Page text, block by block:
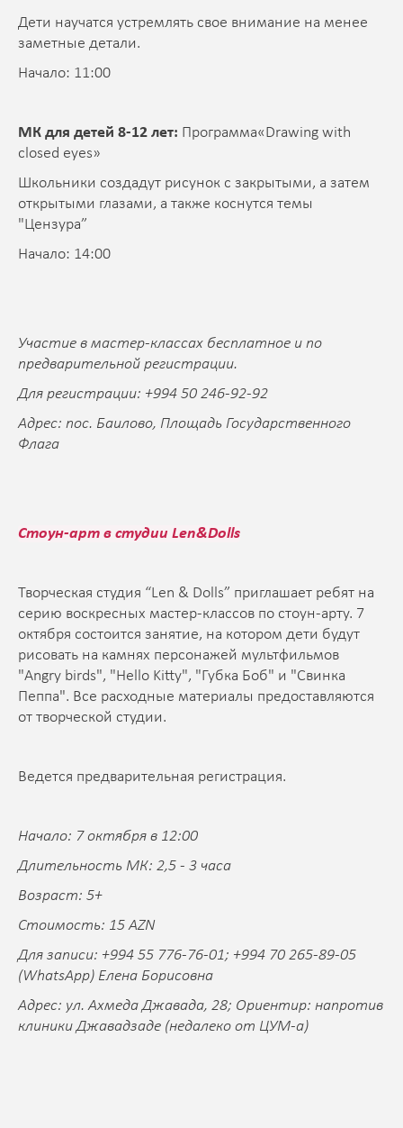
Дети научатся устремлять свое внимание на менее
заметные детали.
Начало: 11:00
МК для детей 8-12 лет: Программа«Drawing with
closed eyes»
Школьники создадут рисунок с закрытыми, а затем
открытыми глазами, а также коснутся темы
"Цензура”
Начало: 14:00
Участие в мастер-классах бесплатное и по
предварительной регистрации.
Для регистрации: +994 50 246-92-92
Адрес: пос. Баилово, Площадь Государственного
Флага
Стоун-арт в студии Len&Dolls
Творческая студия “Len & Dolls” приглашает ребят на
серию воскресных мастер-классов по стоун-арту. 7
октября состоится занятие, на котором дети будут
рисовать на камнях персонажей мультфильмов
"Angry birds", "Hello Kitty", "Губка Боб" и "Свинка
Пеппа". Все расходные материалы предоставляются
от творческой студии.
Ведется предварительная регистрация.
Начало: 7 октября в 12:00
Длительность МК: 2,5 - 3 часа
Возраст: 5+
Стоимость: 15 AZN
Для записи: +994 55 776-76-01; +994 70 265-89-05
(WhatsApp) Елена Борисовна
Адрес: ул. Ахмеда Джавада, 28; Ориентир: напротив
клиники Джавадзаде (недалеко от ЦУМ-а)